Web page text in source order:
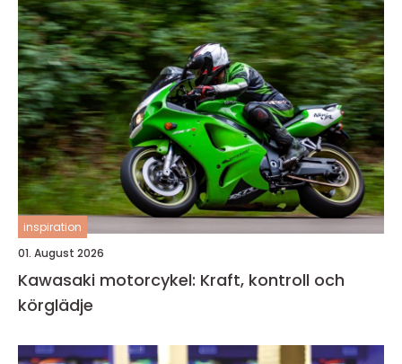
inspiration
01. August 2026
Kawasaki motorcykel: Kraft, kontroll och
körglädje